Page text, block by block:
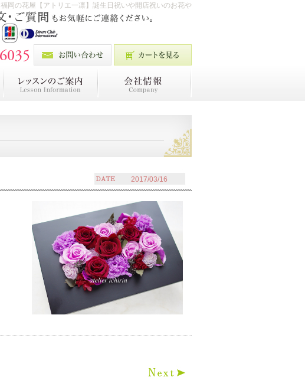
福岡の花屋【アトリエ一凛】誕生日祝いや開店祝いのお花や
2017/03/16